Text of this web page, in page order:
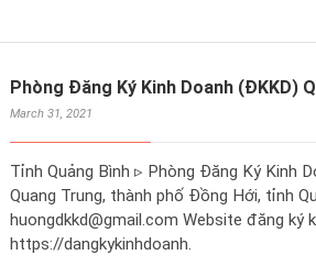
Phòng Đăng Ký Kinh Doanh (ĐKKD)
March 31, 2021
Tỉnh Quảng Bình ▹ Phòng Đăng Ký Kinh
Quang Trung, thành phố Đồng Hới, tỉnh
huongdkkd@gmail.com Website đăng ký
https://dangkykinhdoanh.